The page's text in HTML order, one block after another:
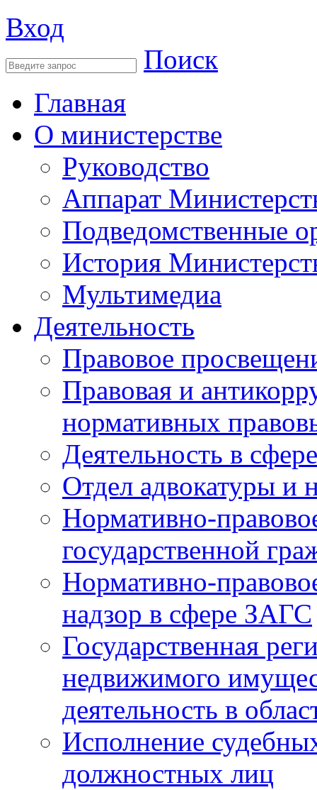
Вход
Поиск
Главная
О министерстве
Руководство
Аппарат
Подведомственные
История
Мультимедиа
Деятельность
Правовое
Правовая и
нормативных
Деятельность в
Отдел адвокатуры и
Нормативно-
государственной
Нормативно-
надзор в сфере ЗАГС
Государственная
недвижимого
деятельность в
Исполнение
должностных лиц